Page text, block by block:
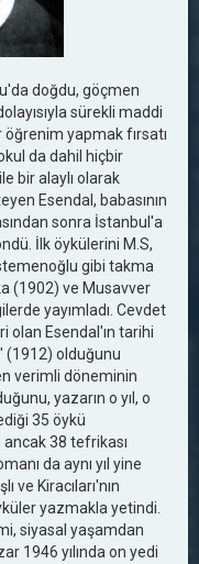
doğdu, göçmen
sürekli maddi
öğrenim yapmak fırsatı
da dahil hiçbir
bir alaylı olarak
Esendal, babasının
sonra İstanbul'a
İlk öykülerini M.S,
gibi takma
(1902) ve Musavver
yayımladı. Cevdet
olan Esendal'ın tarihi
(1912) olduğunu
verimli döneminin
yazarın o yıl, o
35 öykü
ancak 38 tefrikası
da aynı yıl yine
ve Kiracıları'nın
yazmakla yetindi.
siyasal yaşamdan
1946 yılında on yedi